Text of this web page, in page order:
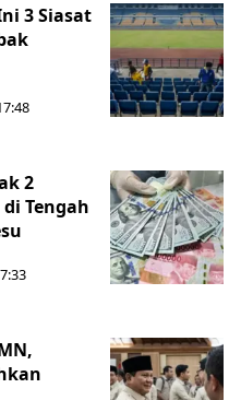
3 Siasat
2
Tengah